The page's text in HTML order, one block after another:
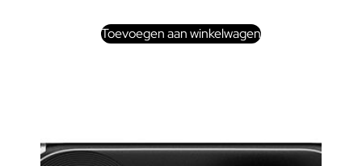
Toevoegen aan winkelwagen